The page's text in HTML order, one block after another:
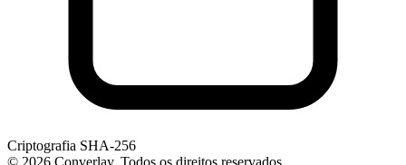
Criptografia SHA-256
© 2026 Converlay. Todos os direitos reservados.